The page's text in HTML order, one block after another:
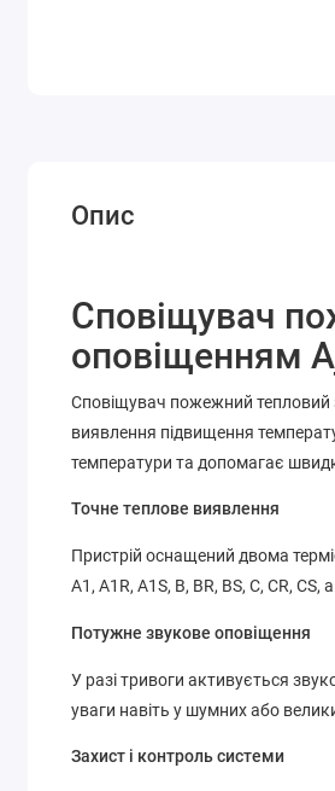
Опис
Сповіщувач
оповіщенням
Сповіщувач пожежний тепловий
виявлення підвищення
температури та допомагає
Точне теплове виявлення
Пристрій оснащений двома
A1, A1R, A1S, B, BR, BS, C, CR,
Потужне звукове оповіщення
У разі тривоги активується
уваги навіть у шумних або
Захист і контроль системи